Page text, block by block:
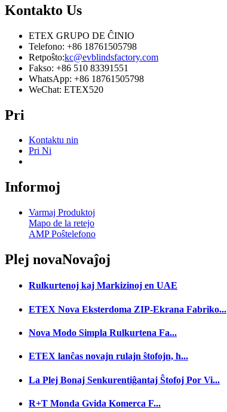
Kontakto Us
ETEX GRUPO DE ĈINIO
Telefono: +86 18761505798
Retpoŝto:kc@evblindsfactory.com
Fakso: +86 510 83391551
WhatsApp: +86 18761505798
WeChat: ETEX520
Pri
Kontaktu nin
Pri Ni
Informoj
Varmaj Produktoj
Mapo de la retejo
AMP Poŝtelefono
Plej novaNovaĵoj
Rulkurtenoj kaj Markizinoj en UAE
ETEX Nova Eksterdoma ZIP-Ekrana Fabriko...
Nova Modo Simpla Rulkurtena Fa...
ETEX lanĉas novajn rulajn ŝtofojn, h...
La Plej Bonaj Senkurentiĝantaj Ŝtofoj Por Vi...
R+T Monda Gvida Komerca F...